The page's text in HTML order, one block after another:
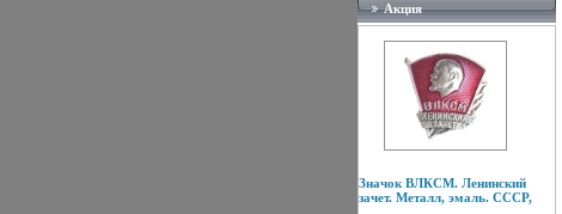
Акция
Значок ВЛКСМ. Ленинский
зачет. Металл, эмаль. СССР,